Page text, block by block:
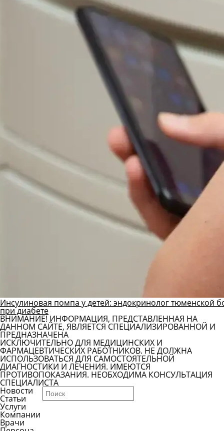
Инсулиновая помпа у детей: эндокринолог тюменской
при диабете
ВНИМАНИЕ! ИНФОРМАЦИЯ, ПРЕДСТАВЛЕННАЯ НА
ДАННОМ САЙТЕ, ЯВЛЯЕТСЯ СПЕЦИАЛИЗИРОВАННОЙ И
ПРЕДНАЗНАЧЕНА
ИСКЛЮЧИТЕЛЬНО ДЛЯ МЕДИЦИНСКИХ И
ФАРМАЦЕВТИЧЕСКИХ РАБОТНИКОВ. НЕ ДОЛЖНА
ИСПОЛЬЗОВАТЬСЯ ДЛЯ САМОСТОЯТЕЛЬНОЙ
ДИАГНОСТИКИ И ЛЕЧЕНИЯ. ИМЕЮТСЯ
ПРОТИВОПОКАЗАНИЯ. НЕОБХОДИМА КОНСУЛЬТАЦИЯ
СПЕЦИАЛИСТА
Новости
Статьи
Услуги
Компании
Врачи